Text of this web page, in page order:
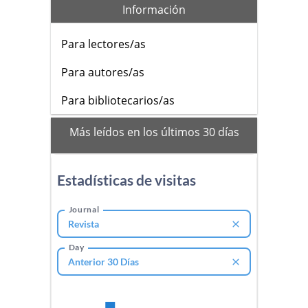
Información
Para lectores/as
Para autores/as
Para bibliotecarios/as
mas_vistos
Más leídos en los últimos 30 días